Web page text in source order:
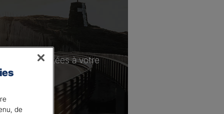
plus adaptées à votre
de